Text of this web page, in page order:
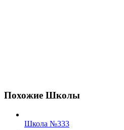
Похожие Школы
Школа №333